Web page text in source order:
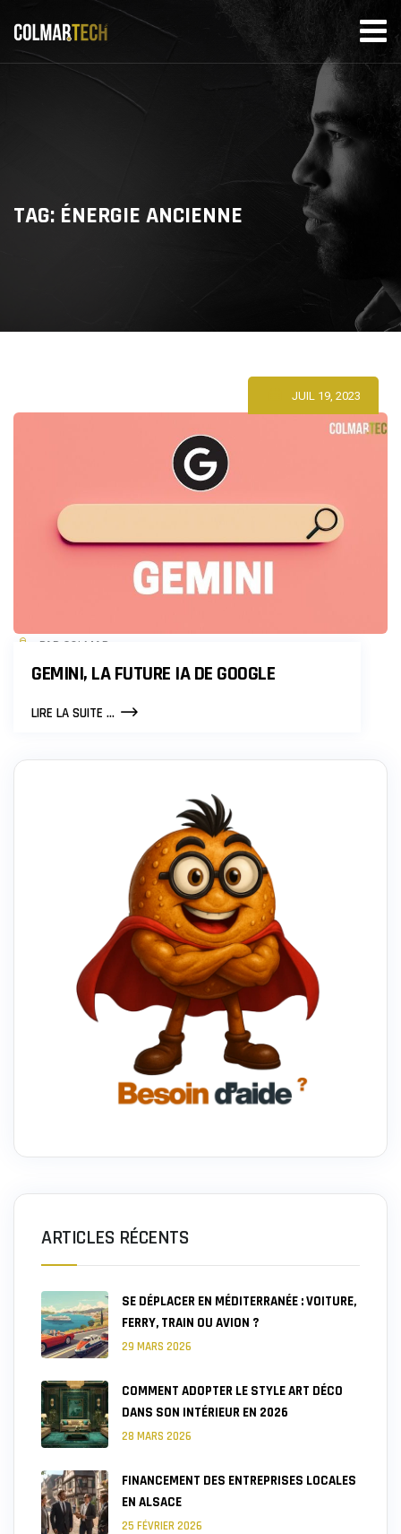
content
TAG: ÉNERGIE ANCIENNE
JUIL 19, 2023
PAR COLMAR
GEMINI, LA FUTURE IA DE GOOGLE
LIRE LA SUITE ...GEMINI,
IA
ARTICLES RÉCENTS
SE DÉPLACER EN MÉDITERRANÉE : VOITURE,
FERRY, TRAIN OU AVION ?
29 MARS 2026
COMMENT ADOPTER LE STYLE ART DÉCO
DANS SON INTÉRIEUR EN 2026
28 MARS 2026
FINANCEMENT DES ENTREPRISES LOCALES
EN ALSACE
25 FÉVRIER 2026